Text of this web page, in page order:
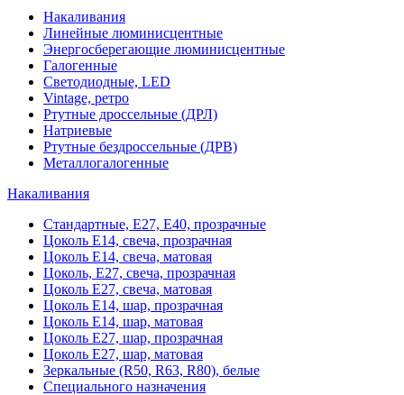
Накаливания
Линейные люминисцентные
Энергосберегающие люминисцентные
Галогенные
Светодиодные, LED
Vintage, ретро
Ртутные дроссельные (ДРЛ)
Натриевые
Ртутные бездроссельные (ДРВ)
Металлогалогенные
Накаливания
Стандартные, Е27, Е40, прозрачные
Цоколь Е14, свеча, прозрачная
Цоколь Е14, свеча, матовая
Цоколь, Е27, свеча, прозрачная
Цоколь Е27, свеча, матовая
Цоколь Е14, шар, прозрачная
Цоколь Е14, шар, матовая
Цоколь Е27, шар, прозрачная
Цоколь Е27, шар, матовая
Зеркальные (R50, R63, R80), белые
Специального назначения